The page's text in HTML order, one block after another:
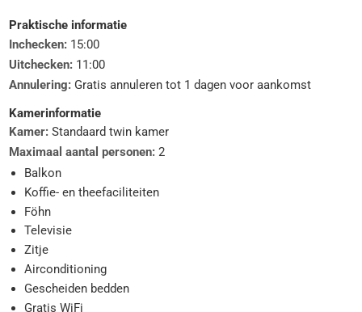
Praktische informatie
Inchecken: 15:00
Uitchecken: 11:00
Annulering: Gratis annuleren tot 1 dagen voor aankomst
Kamerinformatie
Kamer: Standaard twin kamer
Maximaal aantal personen: 2
Balkon
Koffie- en theefaciliteiten
Föhn
Televisie
Zitje
Airconditioning
Gescheiden bedden
Gratis WiFi